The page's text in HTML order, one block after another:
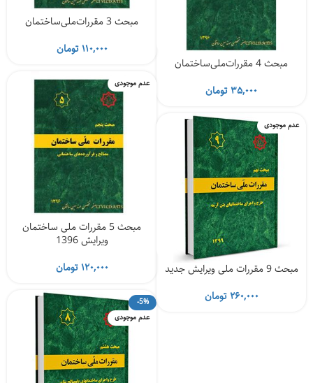
مبحث 3 مقررات‌ملی‌ساختمان
۱۱۰,۰۰۰تومان
مبحث 4 مقررات‌ملی‌ساختمان
۳۵,۰۰۰تومان عدم موجودی
مبحث 5 مقررات ملی ساختمان
ویرایش 1396
۱۲۰,۰۰۰تومان
عدم موجودی
مبحث 9 مقررات ملی ویرایش جدید
۲۶۰,۰۰۰تومان
-5%
عدم موجودی